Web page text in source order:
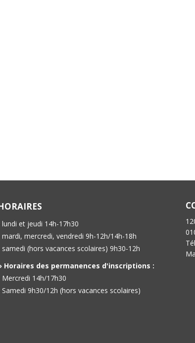
lundi et jeudi 14h-17h30
mardi, mercredi, vendredi 9h-12h/14h-18h
samedi (hors vacances scolaires) 9h30-12h
Horaires des permanences d'inscriptions :
Mercredi 14h/17h30
Samedi 9h30/12h (hors vacances scolaires)